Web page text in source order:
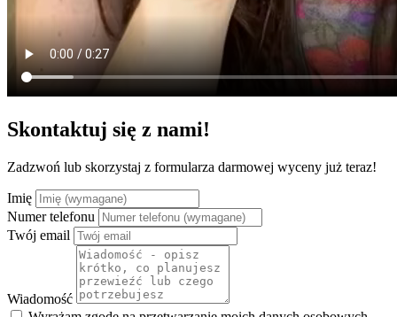
Skontaktuj się z nami!
Zadzwoń lub skorzystaj z formularza darmowej wyceny już teraz!
Imię
Numer telefonu
Twój email
Wiadomość